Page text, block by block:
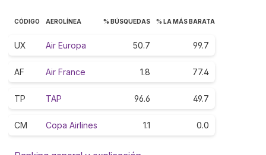
CÓDIGO AEROLÍNEA % BÚSQUEDAS % LA MÁS BARATA
UX Air Europa 50.7 99.7
AF Air France 1.8 77.4
TP TAP 96.6 49.7
CM Copa Airlines 1.1 0.0